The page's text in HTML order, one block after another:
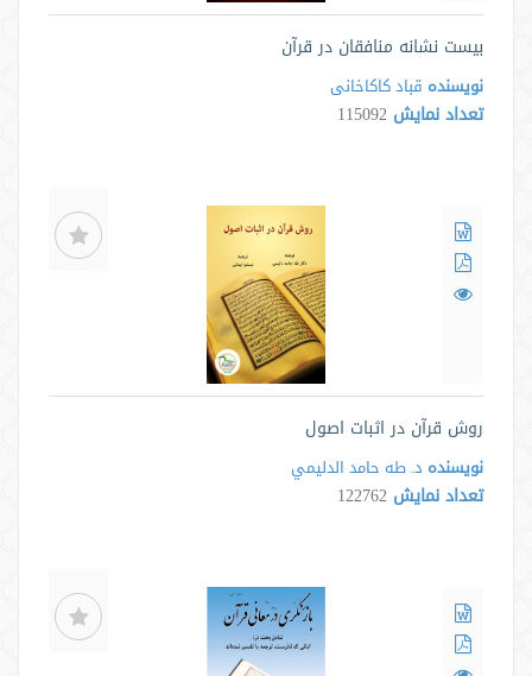
بیست نشانه منافقان در قرآن
نویسنده قباد کاکاخانی
تعداد نمایش 115092
روش قرآن در اثبات اصول
نویسنده د. طه حامد الدليمي
تعداد نمایش 122762